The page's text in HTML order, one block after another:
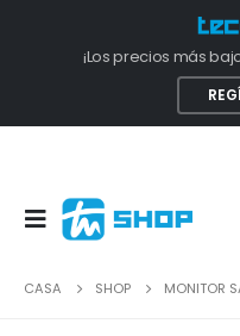
¡Los precios más
CASA SHOP MONITOR